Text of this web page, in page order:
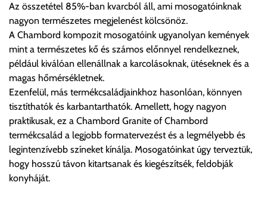
Szállítási díjak:
Az oldalunkon rendelés esetén, amennyiben szállítást is kér,
úgy esetenként több lehetőséget ajánl fel a program. Kérjük, a
vásárolt árú figyelembevételével az önnek megfelelő szállítási
költséget válassza ki.
Amennyiben nem biztos választásában, vagy a program
automatikusan nem ajánl fel szállítási költséget, úgy válassza
a 0.- forintos szállítást, kollégáink megvizsgálják a vásárolt
termék adatait, majd visszaigazolják a szállítás költségét.
Ingyenes szállítási lehetőség nincs!
Egyes termékek súlyát a program nem ismeri, rendelés esetén
a központ igazolja vissza. Amennyiben a költséget az Ön által
Az összetétel 85%-ban kvarcból áll, ami mosogatóinknak
nagyon természetes megjelenést kölcsönöz.
A Chambord kompozit mosogatóink ugyanolyan kemények
mint a természetes kő és számos előnnyel rendelkeznek,
például kiválóan ellenállnak a karcolásoknak, ütéseknek és a
magas hőmérsékletnek.
Ezenfelül, más termékcsaládjainkhoz hasonlóan, könnyen
tisztíthatók és karbantarthatók. Amellett, hogy nagyon
praktikusak, ez a Chambord Granite of Chambord
termékcsalád a legjobb formatervezést és a legmélyebb és
legintenzívebb színeket kínálja. Mosogatóinkat úgy terveztük,
hogy hosszú távon kitartsanak és kiegészítsék, feldobják
konyháját.